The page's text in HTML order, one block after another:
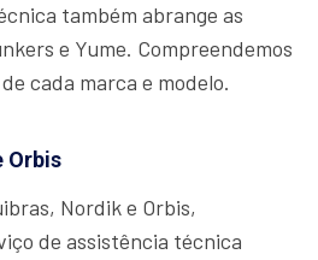
também abrange as
e Yume. Compreendemos
cada marca e modelo.
Orbis
Nordik e Orbis,
de assistência técnica